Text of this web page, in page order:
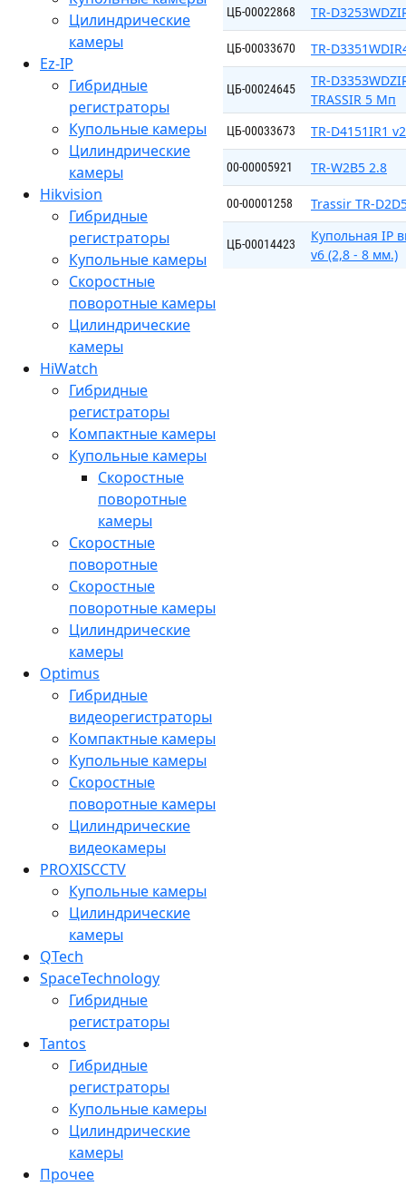
Цилиндрические
камеры
Ez-IP
Гибридные
регистраторы
Купольные камеры
Цилиндрические
камеры
Hikvision
Гибридные
регистраторы
Купольные камеры
Скоростные
поворотные камеры
Цилиндрические
камеры
HiWatch
Гибридные
регистраторы
Компактные камеры
Купольные камеры
Скоростные
поворотные
камеры
Скоростные
поворотные
Скоростные
поворотные камеры
Цилиндрические
камеры
Optimus
Гибридные
видеорегистраторы
Компактные камеры
Купольные камеры
Скоростные
поворотные камеры
Цилиндрические
видеокамеры
PROXISCCTV
Купольные камеры
Цилиндрические
камеры
QTech
SpaceTechnology
Гибридные
регистраторы
Tantos
Гибридные
регистраторы
Купольные камеры
Цилиндрические
камеры
Прочее
ЦБ-00022868 TR-
ЦБ-00033670 TR-
ЦБ-00024645
TR-
TRASSIR 5 Мп
ЦБ-00033673 TR-D4151IR1
00-00005921 TR-W2B5 2.8
00-00001258 Trassir TR-
ЦБ-00014423
Купольная IP
v6 (2,8 - 8 мм.)